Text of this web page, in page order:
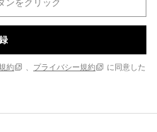
約 、 プライバシー規約
に同意した